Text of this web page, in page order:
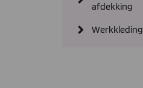
afdekking
Werkkleding